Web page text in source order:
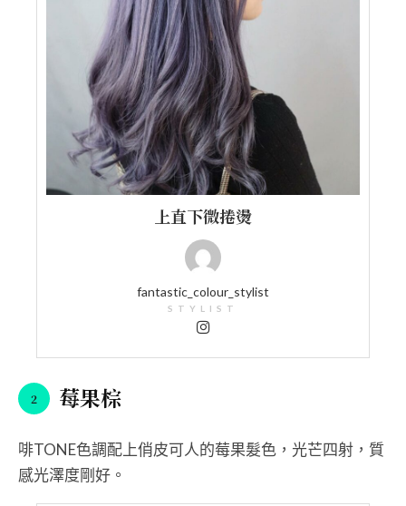
上直下微捲燙
fantastic_colour_stylist
STYLIST
莓果棕
啡TONE色調配上俏皮可人的莓果髮色，光芒四射，質
感光澤度剛好。